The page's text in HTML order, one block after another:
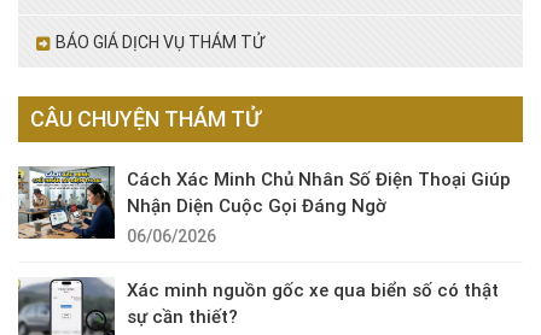
BÁO GIÁ DỊCH VỤ THÁM TỬ
CÂU CHUYỆN THÁM TỬ
Cách Xác Minh Chủ Nhân Số Điện Thoại Giúp
Nhận Diện Cuộc Gọi Đáng Ngờ
06/06/2026
Xác minh nguồn gốc xe qua biển số có thật
sự cần thiết?